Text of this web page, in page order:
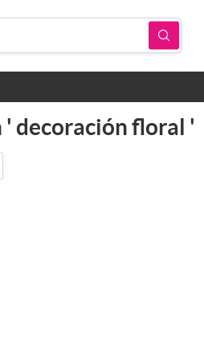
decoración floral '